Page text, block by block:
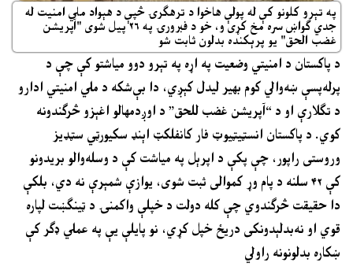
په تېرو کلونو کې له پولې هاخوا د ترهګرۍ څپې د هېواد ملي امنیت له
جدي ګواښ سره مخ کړی و، خو د فبرورۍ په ۲۶ پیل شوی "آپریشن
غضب الحق" یو پرېکنده بدلون ثابت شو
د پاکستان د امنیتي وضعیت په اړه په تېرو دوو میاشتو کې چې د
پرله‌پسې ښه‌والي کوم بهیر لیدل کېږي، دا بې‌شکه د ملي امنیتي ادارو
د تګلارې او د “آپریشن غضب للحق” د اوږدمهالو اغېزو څرګندونه
کوي. د پاکستان انسټیټیوټ فار کانفلکټ اېنډ سکیورټي سټډیز
وروستی راپور، چې پکې د اپرېل په میاشت کې د وسله‌والو بریدونو
کې ۴۲ سلنه د پام وړ کموالی ثبت شوی، یوازې شمېرې نه دي، بلکې
دا حقیقت څرګندوي چې کله دولت د خپلې واکمنۍ د ټینګښت لپاره
قوي او نه‌بدلېدونکی دریځ خپل کړي، نو پایلې یې په عملي ډګر کې
ښکاره بدلونونه راولي